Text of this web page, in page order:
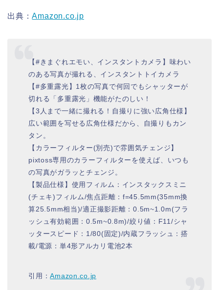
出典：Amazon.co.jp
【#きまぐれエモい、インスタントカメラ】味わい
のある写真が撮れる、インスタントトイカメラ
【#多重露光】1枚の写真で何回でもシャッターが
切れる「多重露光」機能がたのしい！
【3人まで一緒に撮れる！自撮りに強い広角仕様】
広い範囲を写せる広角仕様だから、自撮りもカン
タン。
【カラーフィルター(別売)で雰囲気チェンジ】
pixtoss専用のカラーフィルターを使えば、いつも
の写真がガラッとチェンジ。
【製品仕様】使用フィルム：インスタックスミニ
(チェキ)フィルム/焦点距離：f=45.5mm(35mm換
算25.5mm相当)/適正撮影距離：0.5m~1.0m(フラ
ッシュ有効範囲：0.5m~0.8m)/絞り値：F11/シャ
ッタースピード：1/80(固定)/内蔵フラッシュ：搭
載/電源：単4形アルカリ電池2本
引用：Amazon.co.jp